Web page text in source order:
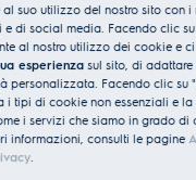
PVR incl. IVA
suo utilizzo del nostro sito con i
di social media. Facendo clic
al nostro utilizzo dei cookie e
esperienza sul sito, di
personalizzata. Facendo clic su
i tipi di cookie non essenziali e la
i servizi che siamo in grado di
informazioni, consulti le pagine
.